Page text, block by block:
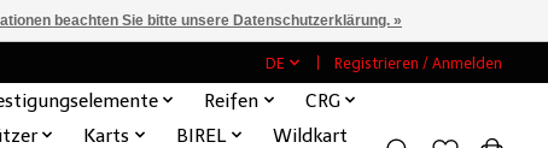
DE Registrieren / Anmelden
Reifen
CRG
Karts BIREL
Wildkart
beachten Sie bitte unsere Datenschutzerklärung. »